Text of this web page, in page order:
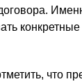
что